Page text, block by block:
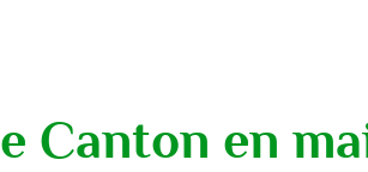
Canton en